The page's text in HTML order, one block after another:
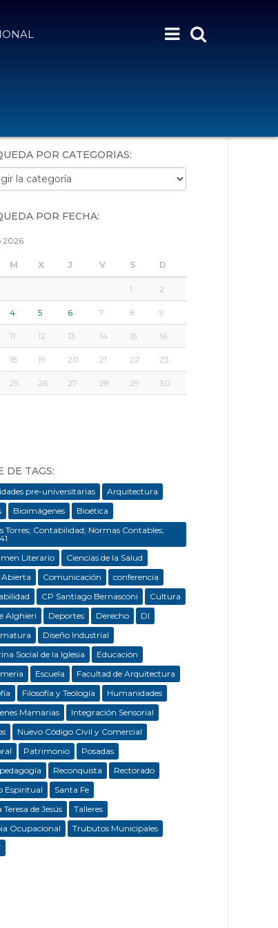
POR CATEGORÍAS:
por categorías:
POR FECHA:
2026
M X J V S D
1 2
4 5 6 7 8 9
11 12 13 14 15 16
18 19 20 21 22 23
25 26 27 28 29 30
DE TAGS:
pre-universitarias
Arquitectura
Bioimágenes
Bioética
Torres; Contabilidad; Normas Contables;
Literario
Ciencias de la Salud
Abierta
Comunicación
conferencia
CP Santiago Bernasconi
Cultura
Alghieri
Deportes Derecho
DI
Diseño Industrial
Social de la Iglesia
Educación
Escuela
Facultad de Arquitectura
Filosofía y Teología
Humanidades
Mamarias
Integración Sensorial
Nuevo Código Civil y Comercial
Patrimonio
Posadas
Reconquista
Rectorado
Espiritual
Santa Fe
Teresa de Jesús
Talleres
Ocupacional
Trubutos Municipales